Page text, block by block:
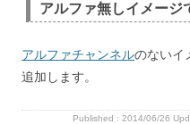
アルファ無しイメージ
アルファチャンネルのないイ
追加します。
Published : 2014/06/26